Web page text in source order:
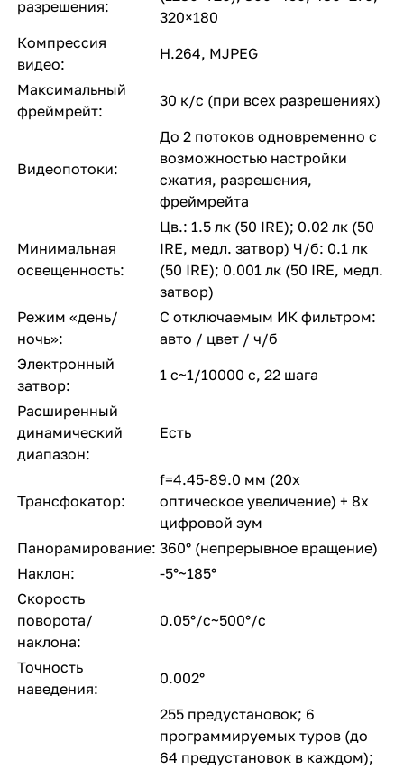
разрешения:
320×180
Компрессия
видео:
H.264, MJPEG
Максимальный
фреймрейт:
30 к/с (при всех разрешениях)
Видеопотоки:
До 2 потоков одновременно с
возможностью настройки
сжатия, разрешения,
фреймрейта
Минимальная
освещенность:
Цв.: 1.5 лк (50 IRE); 0.02 лк (50
IRE, медл. затвор) Ч/б: 0.1 лк
(50 IRE); 0.001 лк (50 IRE, медл.
затвор)
Режим «день/
ночь»:
С отключаемым ИК фильтром:
авто / цвет / ч/б
Электронный
затвор:
1 с~1/10000 с, 22 шага
Расширенный
динамический
диапазон:
Есть
Трансфокатор:
f=4.45-89.0 мм (20x
оптическое увеличение) + 8x
цифровой зум
Панорамирование: 360° (непрерывное вращение)
Наклон:
-5°~185°
Скорость
поворота/
наклона:
0.05°/с~500°/c
Точность
наведения:
0.002°
255 предустановок; 6
программируемых туров (до
64 предустановок в каждом);